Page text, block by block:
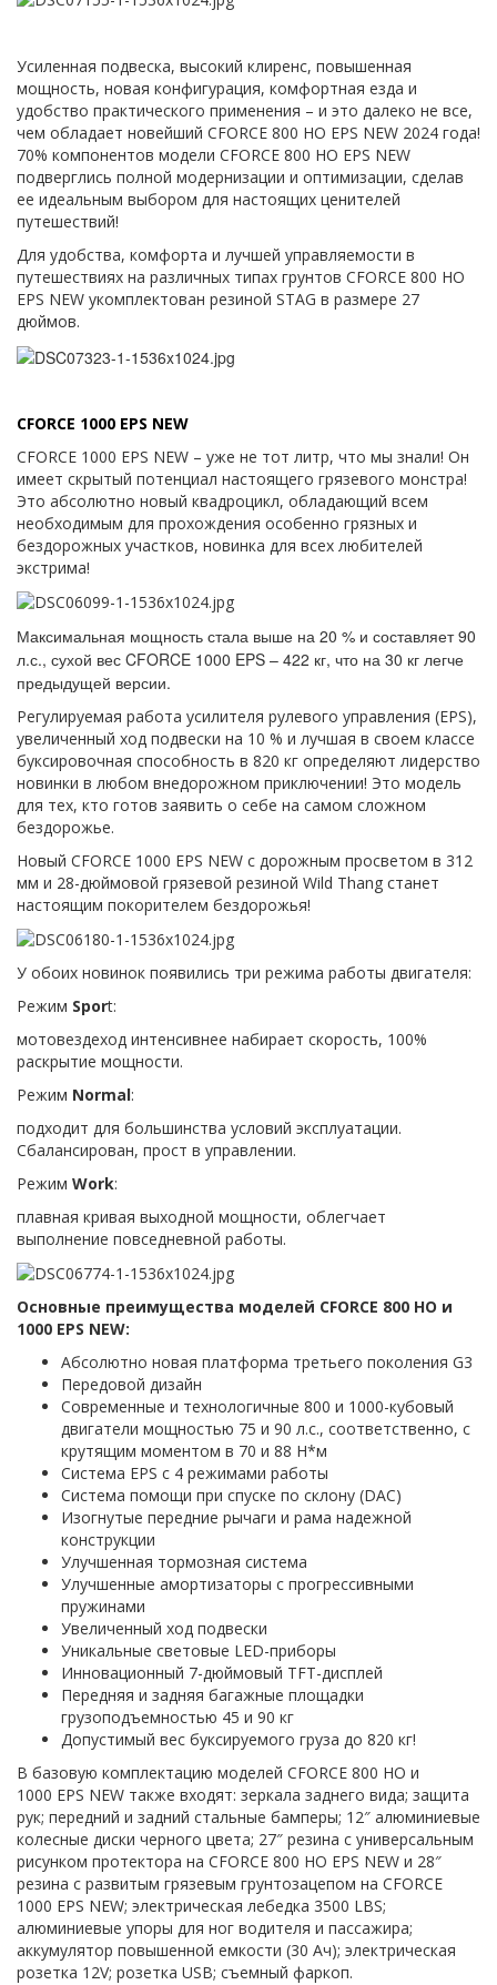
Усиленная подвеска, высокий клиренс, повышенная
мощность, новая конфигурация, комфортная езда и
удобство практического применения – и это далеко не все,
чем обладает новейший CFORCE 800 HO EPS NEW 2024 года!
70% компонентов модели CFORCE 800 HO EPS NEW
подверглись полной модернизации и оптимизации, сделав
ее идеальным выбором для настоящих ценителей
путешествий!
Для удобства, комфорта и лучшей управляемости в
путешествиях на различных типах грунтов CFORCE 800 HO
EPS NEW укомплектован резиной STAG в размере 27
дюймов.
CFORCE 1000 EPS NEW
CFORCE 1000 EPS NEW – уже не тот литр, что мы знали! Он
имеет скрытый потенциал настоящего грязевого монстра!
Это абсолютно новый квадроцикл, обладающий всем
необходимым для прохождения особенно грязных и
бездорожных участков, новинка для всех любителей
экстрима!
Максимальная мощность стала выше на 20 % и составляет 90
л.с., сухой вес CFORCE 1000 EPS – 422 кг, что на 30 кг легче
предыдущей версии.
Регулируемая работа усилителя рулевого управления (EPS),
увеличенный ход подвески на 10 % и лучшая в своем классе
буксировочная способность в 820 кг определяют лидерство
новинки в любом внедорожном приключении! Это модель
для тех, кто готов заявить о себе на самом сложном
бездорожье.
Новый CFORCE 1000 EPS NEW с дорожным просветом в 312
мм и 28-дюймовой грязевой резиной Wild Thang станет
настоящим покорителем бездорожья!
У обоих новинок появились три режима работы двигателя:
Режим Sport:
мотовездеход интенсивнее набирает скорость, 100%
раскрытие мощности.
Режим Normal:
подходит для большинства условий эксплуатации.
Cбалансирован, прост в управлении.
Режим Work:
плавная кривая выходной мощности, облегчает
выполнение повседневной работы.
Основные преимущества моделей CFORCE 800 HO и
1000 EPS NEW:
Абсолютно новая платформа третьего поколения G3
Передовой дизайн
Современные и технологичные 800 и 1000-кубовый
двигатели мощностью 75 и 90 л.с., соответственно, с
крутящим моментом в 70 и 88 H*м
Система EPS с 4 режимами работы
Система помощи при спуске по склону (DAC)
Изогнутые передние рычаги и рама надежной
конструкции
Улучшенная тормозная система
Улучшенные амортизаторы с прогрессивными
пружинами
Увеличенный ход подвески
Уникальные световые LED-приборы
Инновационный 7-дюймовый TFT-дисплей
Передняя и задняя багажные площадки
грузоподъемностью 45 и 90 кг
Допустимый вес буксируемого груза до 820 кг!
В базовую комплектацию моделей CFORCE 800 HO и
1000 EPS NEW также входят: зеркала заднего вида; защита
рук; передний и задний стальные бамперы; 12″ алюминиевые
колесные диски черного цвета; 27″ резина с универсальным
рисунком протектора на CFORCE 800 HO EPS NEW и 28″
резина с развитым грязевым грунтозацепом на CFORCE
1000 EPS NEW; электрическая лебедка 3500 LBS;
алюминиевые упоры для ног водителя и пассажира;
аккумулятор повышенной емкости (30 Ач); электрическая
розетка 12V; розетка USB; съемный фаркоп.